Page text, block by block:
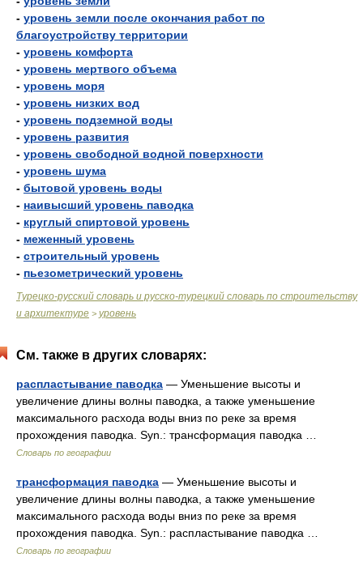
- уровень земли после окончания работ по
благоустройству территории
- уровень комфорта
- уровень мертвого объема
- уровень моря
- уровень низких вод
- уровень подземной воды
- уровень развития
- уровень свободной водной поверхности
- уровень шума
- бытовой уровень воды
- наивысший уровень паводка
- круглый спиртовой уровень
- меженный уровень
- строительный уровень
- пьезометрический уровень
Турецко-русский словарь и русско-турецкий словарь по строительству
и архитектуре > уровень
См. также в других словарях:
распластывание паводка — Уменьшение высоты и
увеличение длины волны паводка, а также уменьшение
максимального расхода воды вниз по реке за время
прохождения паводка. Syn.: трансформация паводка …
Словарь по географии
трансформация паводка — Уменьшение высоты и
увеличение длины волны паводка, а также уменьшение
максимального расхода воды вниз по реке за время
прохождения паводка. Syn.: распластывание паводка …
Словарь по географии